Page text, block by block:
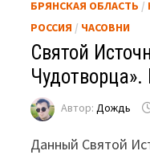
БРЯНСКАЯ ОБЛАСТЬ /
РОССИЯ / ЧАСОВНИ
Святой
Автор:Дождь
Данный Святой